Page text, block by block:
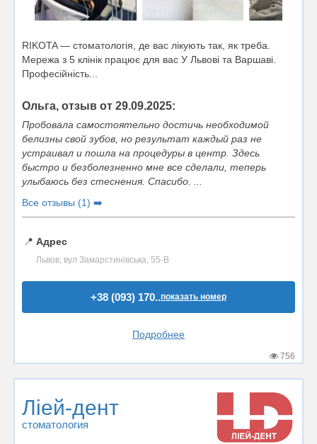
RIKOTA — стоматологія, де вас лікують так, як треба.
Мережа з 5 клінік працює для вас У Львові та Варшаві.
Професійність...
Ольга, отзыв от 29.09.2025:
Пробовала самостоятельно достичь необходимой
белизны свой зубов, но результат каждый раз не
устраивал и пошла на процедуры в центр. Здесь
быстро и безболезненно мне все сделали, теперь
улыбаюсь без стеснения. Спасибо. ...
Все отзывы (1) ➡️
📍 Адрес
Львов, вул Замарстинівська, 55-В
+38 (093) 170..показать номер
Подробнее
756
Ліей-дент
стоматология